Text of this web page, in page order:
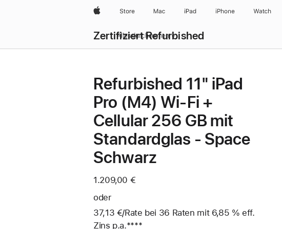
AppleStore Mac iPad iPhone Watch
Zertifiziert Refurbished
Alles durchsuchen
Refurbished 11" iPad
Pro (M4) Wi‑Fi +
Cellular 256 GB mit
Standardglas - Space
Schwarz
1.209,00 €
oder
37,13 €/Rate pro
bei 36 Raten Raten
mit 6,85 % eff.
Zins p.a.Fußnote
****